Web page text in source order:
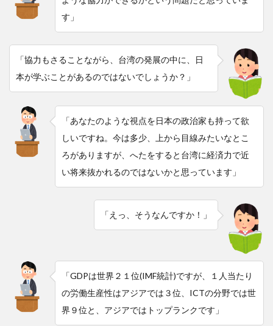
す」
「協力もさることながら、台湾の発展の中に、日
本が学ぶことがあるのではないでしょうか？」
「あなたのような視点を日本の政治家も持って欲
しいですね。今は多少、上から目線みたいなとこ
ろがありますが、へたをすると台湾に経済力で近
い将来抜かれるのではないかと思っています」
「えっ、そうなんですか！」
「GDPは世界２１位(IMF統計)ですが、１人当たり
の労働生産性はアジアでは３位、ICTの分野では世
界９位と、アジアではトップランクです」